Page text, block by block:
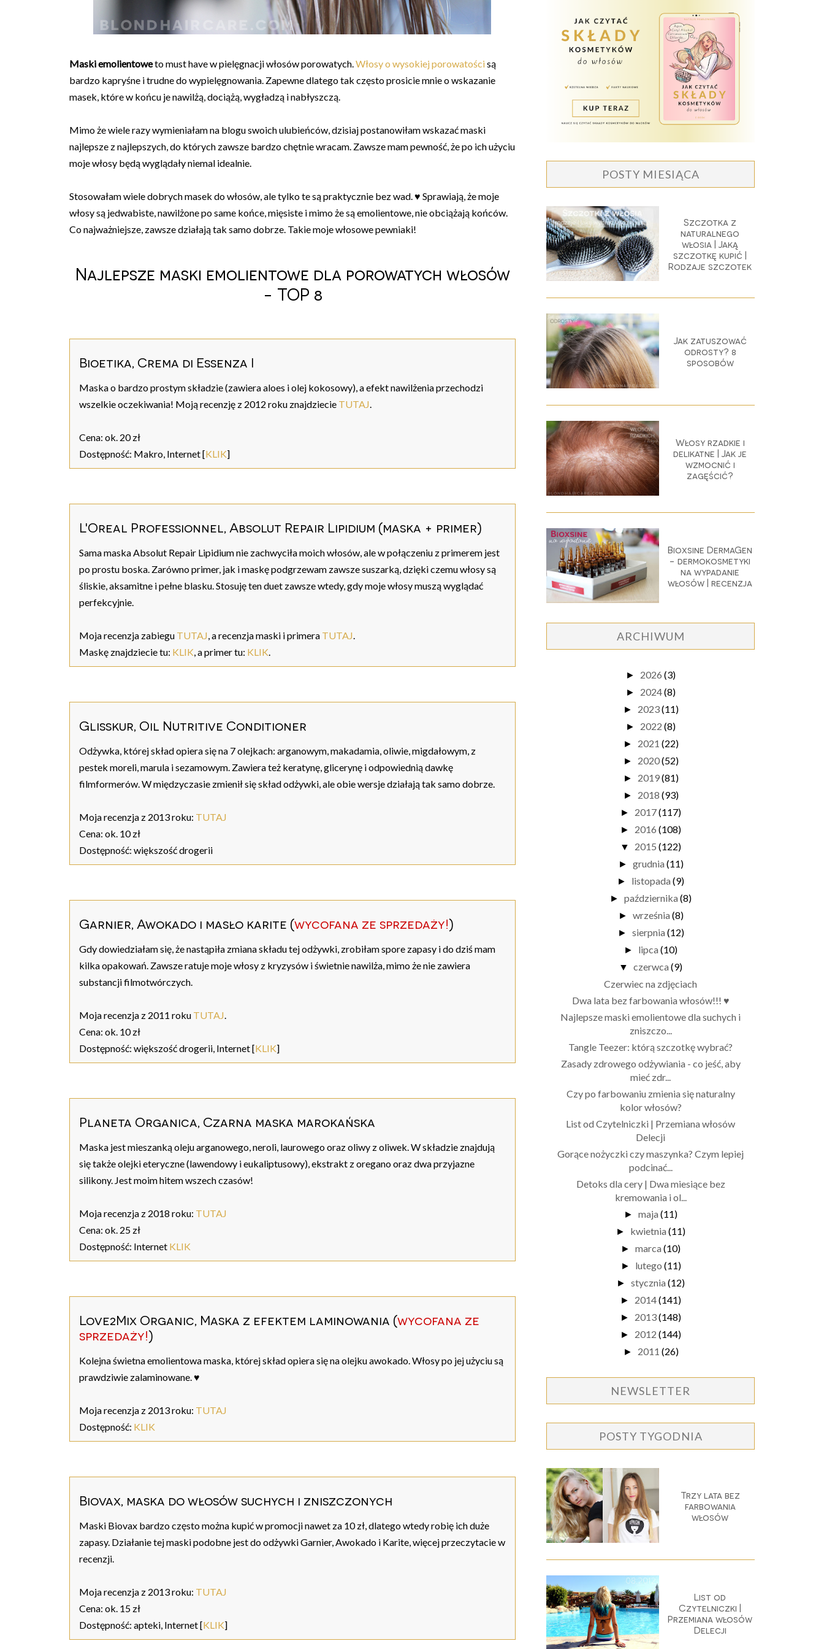
Maski emolientoweto must have w pielęgnacji włosów porowatych.Włosy o wysokiej porowatościsą
bardzo kapryśne i trudne do wypielęgnowania. Zapewne dlatego tak często prosicie mnie o wskazanie
masek, które w końcu je nawilżą, dociążą, wygładzą i nabłyszczą.
Mimo że wiele razy wymieniałam na blogu swoich ulubieńców, dzisiaj postanowiłam wskazać maski
najlepsze z najlepszych, do których zawsze bardzo chętnie wracam. Zawsze mam pewność, że po ich użyciu
moje włosy będą wyglądały niemal idealnie.
Stosowałam wiele dobrych masek do włosów, ale tylko te są praktycznie bez wad. ♥ Sprawiają, że moje
włosy są jedwabiste, nawilżone po same końce, mięsiste i mimo że są emolientowe, nie obciążają końców.
Co najważniejsze, zawsze działają tak samo dobrze. Takie moje włosowe pewniaki!
Najlepsze maski emolientowe dla porowatych włosów
- TOP 8
Bioetika, Crema di Essenza I
Maska o bardzo prostym składzie (zawiera aloes i olej kokosowy), a efekt nawilżenia przechodzi
wszelkie oczekiwania! Moją recenzję z 2012 roku znajdziecie TUTAJ.
Cena: ok. 20 zł
Dostępność: Makro, Internet [KLIK]
L'Oreal Professionnel, Absolut Repair Lipidium (maska + primer)
Sama maska Absolut Repair Lipidium nie zachwyciła moich włosów, ale w połączeniu z primerem jest
po prostu boska. Zarówno primer, jak i maskę podgrzewam zawsze suszarką, dzięki czemu włosy są
śliskie, aksamitne i pełne blasku. Stosuję ten duet zawsze wtedy, gdy moje włosy muszą wyglądać
perfekcyjnie.
Moja recenzja zabiegu TUTAJ, a recenzja maski i primera TUTAJ.
Maskę znajdziecie tu: KLIK, a primer tu: KLIK.
Glisskur, Oil Nutritive Conditioner
Odżywka, której skład opiera się na 7 olejkach: arganowym, makadamia, oliwie, migdałowym, z
pestek moreli, marula i sezamowym. Zawiera też keratynę, glicerynę i odpowiednią dawkę
filmformerów. W międzyczasie zmienił się skład odżywki, ale obie wersje działają tak samo dobrze.
Moja recenzja z 2013 roku: TUTAJ
Cena: ok. 10 zł
Dostępność: większość drogerii
Garnier, Awokado i masło karite (wycofana ze sprzedaży!)
Gdy dowiedziałam się, że nastąpiła zmiana składu tej odżywki, zrobiłam spore zapasy i do dziś mam
kilka opakowań. Zawsze ratuje moje włosy z kryzysów i świetnie nawilża, mimo że nie zawiera
substancji filmotwórczych.
Moja recenzja z 2011 roku TUTAJ.
Cena: ok. 10 zł
Dostępność: większość drogerii, Internet [KLIK]
Planeta Organica, Czarna maska marokańska
Maska jest mieszanką oleju arganowego, neroli, laurowego oraz oliwy z oliwek. W składzie znajdują
się także olejki eteryczne (lawendowy i eukaliptusowy), ekstrakt z oregano oraz dwa przyjazne
silikony. Jest moim hitem wszech czasów!
Moja recenzja z 2018 roku: TUTAJ
Cena: ok. 25 zł
Dostępność: Internet KLIK
Love2Mix Organic, Maska z efektem laminowania (wycofana ze
sprzedaży!)
Kolejna świetna emolientowa maska, której skład opiera się na olejku awokado. Włosy po jej użyciu są
prawdziwie zalaminowane. ♥
Moja recenzja z 2013 roku: TUTAJ
Dostępność: KLIK
Biovax, maska do włosów suchych i zniszczonych
Maski Biovax bardzo często można kupić w promocji nawet za 10 zł, dlatego wtedy robię ich duże
zapasy. Działanie tej maski podobne jest do odżywki Garnier, Awokado i Karite, więcej przeczytacie w
recenzji.
Moja recenzja z 2013 roku: TUTAJ
Cena: ok. 15 zł
Dostępność: apteki, Internet [KLIK]
POSTY MIESIĄCA
Szczotka z
naturalnego
włosia | Jaką
szczotkę kupić |
Rodzaje szczotek
Jak zatuszować
odrosty? 8
sposobów
Włosy rzadkie i
delikatne | Jak je
wzmocnić i
zagęścić?
Bioxsine DermaGen
- dermokosmetyki
na wypadanie
włosów | recenzja
ARCHIWUM
► 2026 (3)
► 2024(8)
► 2023(11)
► 2022 (8)
► 2021 (22)
► 2020(52)
► 2019(81)
► 2018 (93)
► 2017(117)
► 2016 (108)
▼ 2015 (122)
► grudnia (11)
► listopada (9)
► października (8)
► września (8)
► sierpnia (12)
► lipca (10)
▼ czerwca (9)
Czerwiec na zdjęciach
Dwa lata bez farbowania włosów!!! ♥
Najlepsze maski emolientowe dla suchych i
zniszczo...
Tangle Teezer: którą szczotkę wybrać?
Zasady zdrowego odżywiania - co jeść, aby
mieć zdr...
Czy po farbowaniu zmienia się naturalny
kolor włosów?
List od Czytelniczki | Przemiana włosów
Delecji
Gorące nożyczki czy maszynka? Czym lepiej
podcinać...
Detoks dla cery | Dwa miesiące bez
kremowania i ol...
► maja (11)
► kwietnia (11)
► marca (10)
► lutego (11)
► stycznia (12)
► 2014(141)
► 2013(148)
► 2012 (144)
► 2011 (26)
NEWSLETTER
POSTY TYGODNIA
Trzy lata bez
farbowania
włosów
List od
Czytelniczki |
Przemiana włosów
Delecji